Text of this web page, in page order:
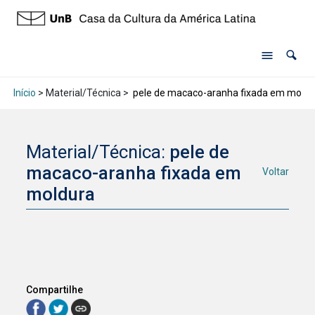
Início > Material/Técnica > pele de macaco-aranha fixada em
Material/Técnica: pele de
macaco-aranha fixada em
moldura
Voltar
Compartilhe